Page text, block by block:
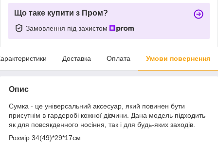
Що таке купити з Пром?
Замовлення під захистом
Доставка Оплата Умови повернення
Опис
Сумка - це універсальний аксесуар, який повинен бути
присутнім в гардеробі кожної дівчини. Дана модель підходить
як для повсякденного носіння, так і для будь-яких заходів.
Розмір 34(49)*29*17см